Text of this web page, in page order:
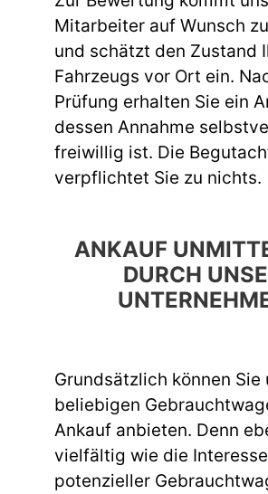
Mitarbeiter auf Wunsch
und schätzt den Zustand
Fahrzeugs vor Ort ein.
Prüfung erhalten Sie ein
dessen Annahme
freiwillig ist. Die
verpflichtet Sie zu nichts.
ANKAUF
DURCH
Grundsätzlich können Sie
beliebigen
Ankauf anbieten. Denn
vielfältig wie die
potenzieller